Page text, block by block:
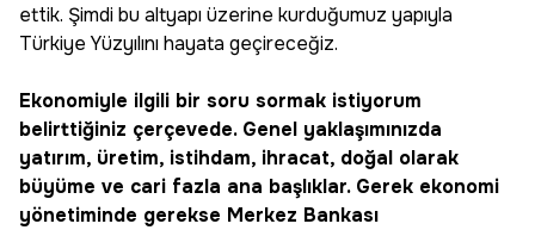
ettik. Şimdi bu altyapı üzerine kurduğumuz yapıyla
Türkiye Yüzyılını hayata geçireceğiz.
Ekonomiyle ilgili bir soru sormak istiyorum
belirttiğiniz çerçevede. Genel yaklaşımınızda
yatırım, üretim, istihdam, ihracat, doğal olarak
büyüme ve cari fazla ana başlıklar. Gerek ekonomi
yönetiminde gerekse Merkez Bankası